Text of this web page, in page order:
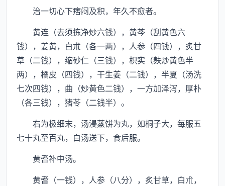
治一切心下痞闷及积，年久不愈者。
黄连（去须拣净炒六钱），黄芩（刮黄色六
钱），姜黄，白朮（各一两），人参（四钱），炙甘
草（二钱），缩砂仁（三钱），枳实（麸炒黄色半
两），橘皮（四钱），干生姜（二钱），半夏（汤洗
七次四钱），曲（炒黄色二钱），一方加泽泻，厚朴
（各三钱），猪苓（二钱半）。
右为极细末，汤浸蒸饼为丸，如桐子大，每服五
七十丸至百丸，白汤送下，食后服。
黄耆补中汤。
黄耆（一钱），人参（八分），炙甘草，白朮，